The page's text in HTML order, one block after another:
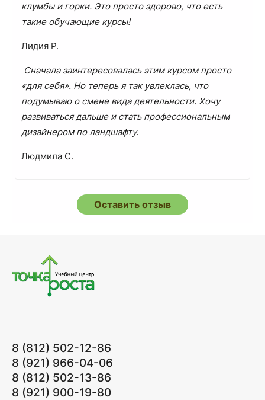
клумбы и горки. Это просто здорово, что есть
такие обучающие курсы!
Лидия Р.
Сначала заинтересовалась этим курсом просто
«для себя». Но теперь я так увлеклась, что
подумываю о смене вида деятельности. Хочу
развиваться дальше и стать профессиональным
дизайнером по ландшафту.
Людмила С.
Оставить отзыв
8 (812) 502-12-86
8 (921) 966-04-06
8 (812) 502-13-86
8 (921) 900-19-80